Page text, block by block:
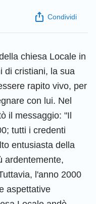
Condividi
chiesa Locale in
di cristiani, la sua
rapito vivo, per
con lui. Nel
il messaggio: "Il
tutti i credenti
entusiasta della
ardentemente,
l'anno 2000
aspettative